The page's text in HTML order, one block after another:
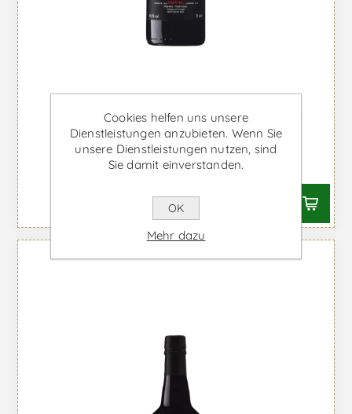
Quinta do Noval Vintage 2021 -
Portwein
Ab €203,40 inkl. MwSt.
Cookies helfen uns unsere
Dienstleistungen anzubieten. Wenn Sie
unsere Dienstleistungen nutzen, sind
Sie damit einverstanden.
OK
Mehr dazu